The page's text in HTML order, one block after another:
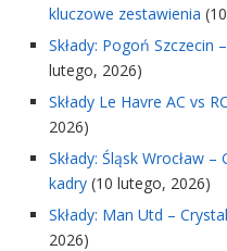
kluczowe zestawienia
Składy: Pogoń Szczecin
lutego, 2026)
Składy Le Havre AC vs
2026)
Składy: Śląsk Wrocław
kadry (10 lutego, 2026)
Składy: Man Utd –
2026)